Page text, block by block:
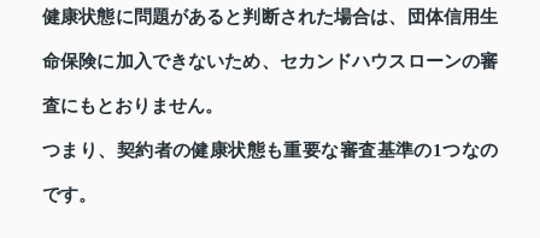
健康状態に問題があると判断された場合は、団体信用生
命保険に加入できないため、セカンドハウスローンの審
査にもとおりません。
つまり、契約者の健康状態も重要な審査基準の1つなの
です。